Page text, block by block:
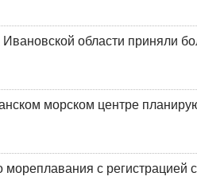
области приняли
морском центре
мореплавания с регистрацией